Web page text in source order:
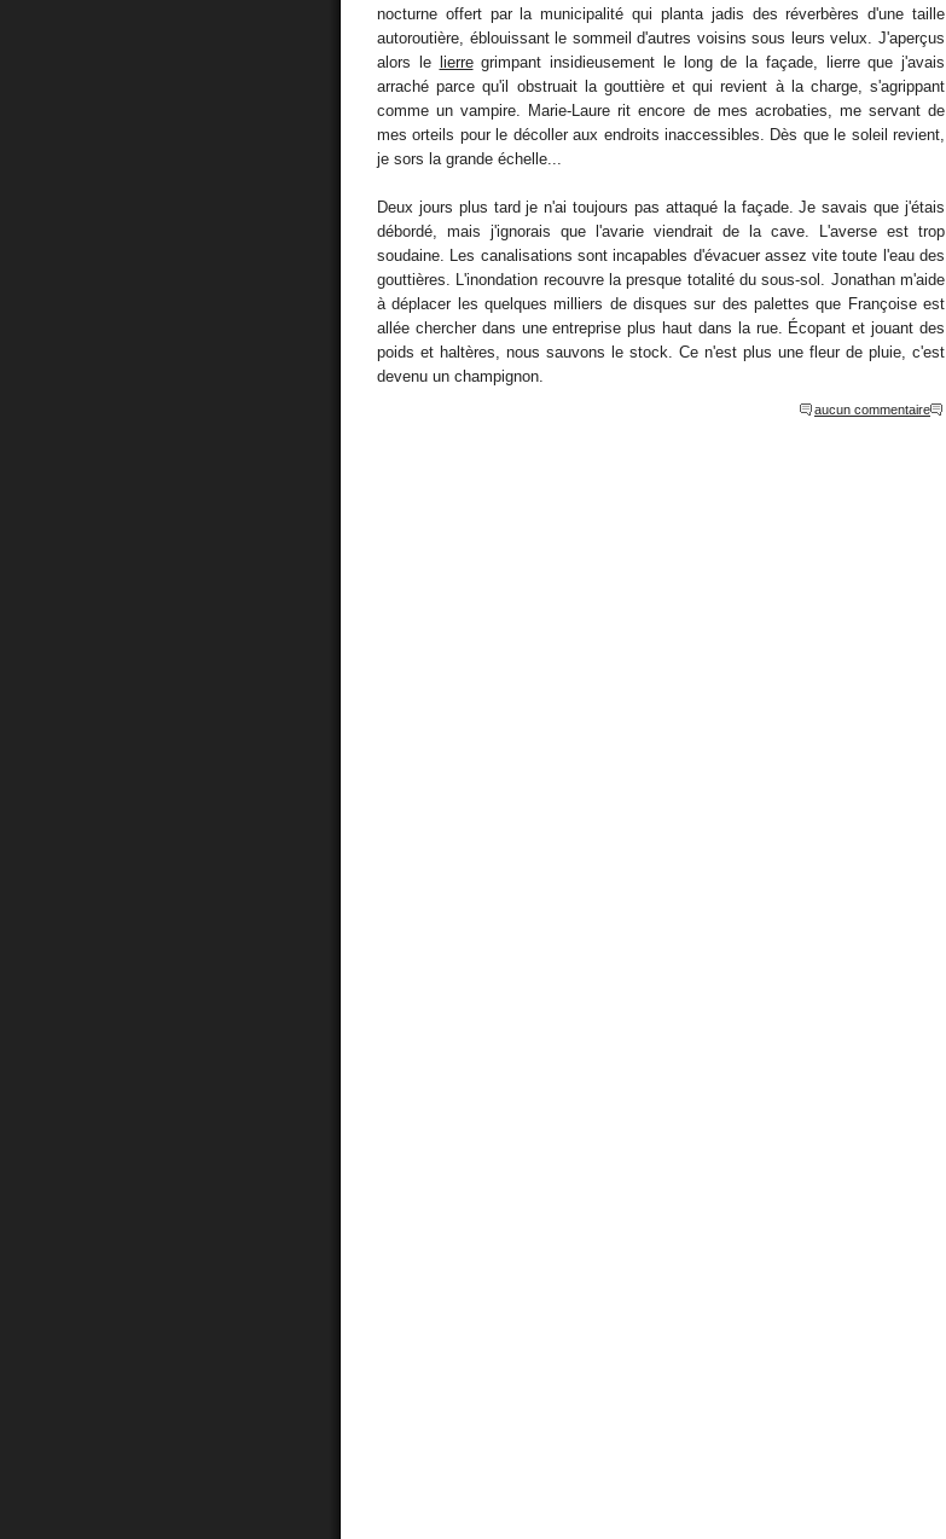
nocturne offert par la municipalité qui planta jadis des réverbères d'une taille
autoroutière, éblouissant le sommeil d'autres voisins sous leurs velux. J'aperçus
alors le
lierregrimpant insidieusement le long de la façade, lierre que j'avais
arraché parce qu'il obstruait la gouttière et qui revient à la charge, s'agrippant
comme un vampire. Marie-Laure rit encore de mes acrobaties, me servant de
mes orteils pour le décoller aux endroits inaccessibles. Dès que le soleil revient,
je sors la grande échelle...
Deux jours plus tard je n'ai toujours pas attaqué la façade. Je savais que j'étais
débordé, mais j'ignorais que l'avarie viendrait de la cave. L'averse est trop
soudaine. Les canalisations sont incapables d'évacuer assez vite toute l'eau des
gouttières. L'inondation recouvre la presque totalité du sous-sol. Jonathan m'aide
à déplacer les quelques milliers de disques sur des palettes que Françoise est
allée chercher dans une entreprise plus haut dans la rue. Écopant et jouant des
poids et haltères, nous sauvons le stock. Ce n'est plus une fleur de pluie, c'est
devenu un champignon.
aucun commentaire